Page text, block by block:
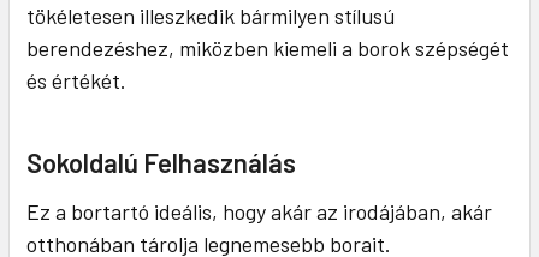
tökéletesen illeszkedik bármilyen stílusú
berendezéshez, miközben kiemeli a borok szépségét
és értékét.
Sokoldalú Felhasználás
Ez a bortartó ideális, hogy akár az irodájában, akár
otthonában tárolja legnemesebb borait.